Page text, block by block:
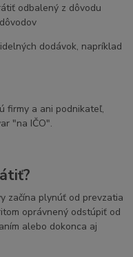
odbalený z dôvodu
dodávok, napríklad
firmy a ani podnikateľ,
"na IČO".
začína plynúť od prevzatia
oprávnený odstúpiť od
alebo dokonca aj